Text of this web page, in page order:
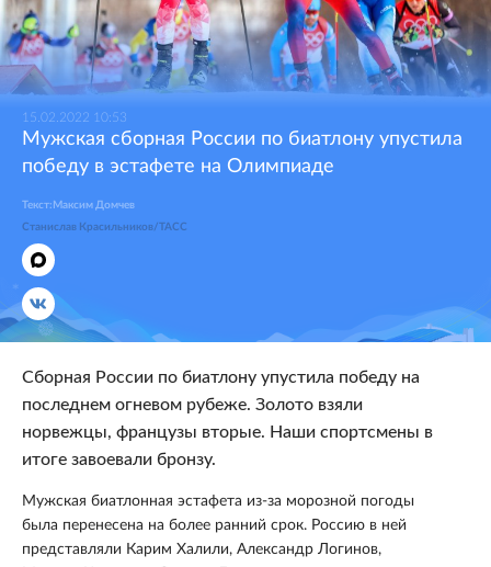
15.02.2022 10:53
Мужская сборная России по биатлону упустила
победу в эстафете на Олимпиаде
Текст: Максим Домчев
Станислав Красильников/ТАСС
Сборная России по биатлону упустила победу на
последнем огневом рубеже. Золото взяли
норвежцы, французы вторые. Наши спортсмены в
итоге завоевали бронзу.
Мужская биатлонная эстафета из-за морозной погоды
была перенесена на более ранний срок. Россию в ней
представляли Карим Халили, Александр Логинов,